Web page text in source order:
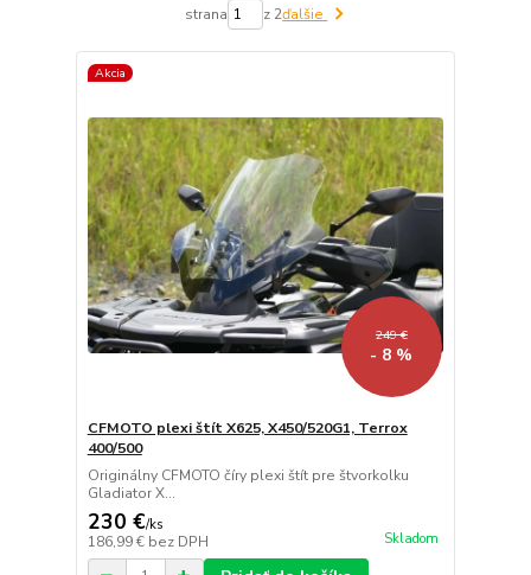
strana z 2ďalšie
Akcia
249 €
- 8 %
CFMOTO plexi štít X625, X450/520G1, Terrox
400/500
Originálny CFMOTO číry plexi štít pre štvorkolku
Gladiator X...
230 €/ks
186,99 € bez DPH Skladom